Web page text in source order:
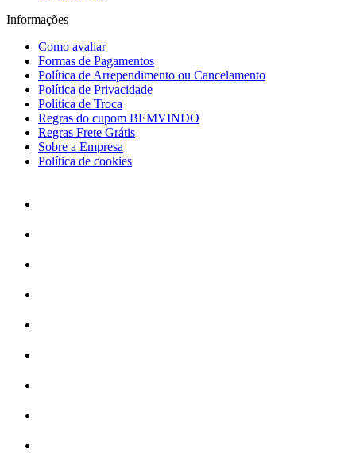
Informações
Como avaliar
Formas de Pagamentos
Política de Arrependimento ou Cancelamento
Política de Privacidade
Política de Troca
Regras do cupom BEMVINDO
Regras Frete Grátis
Sobre a Empresa
Política de cookies